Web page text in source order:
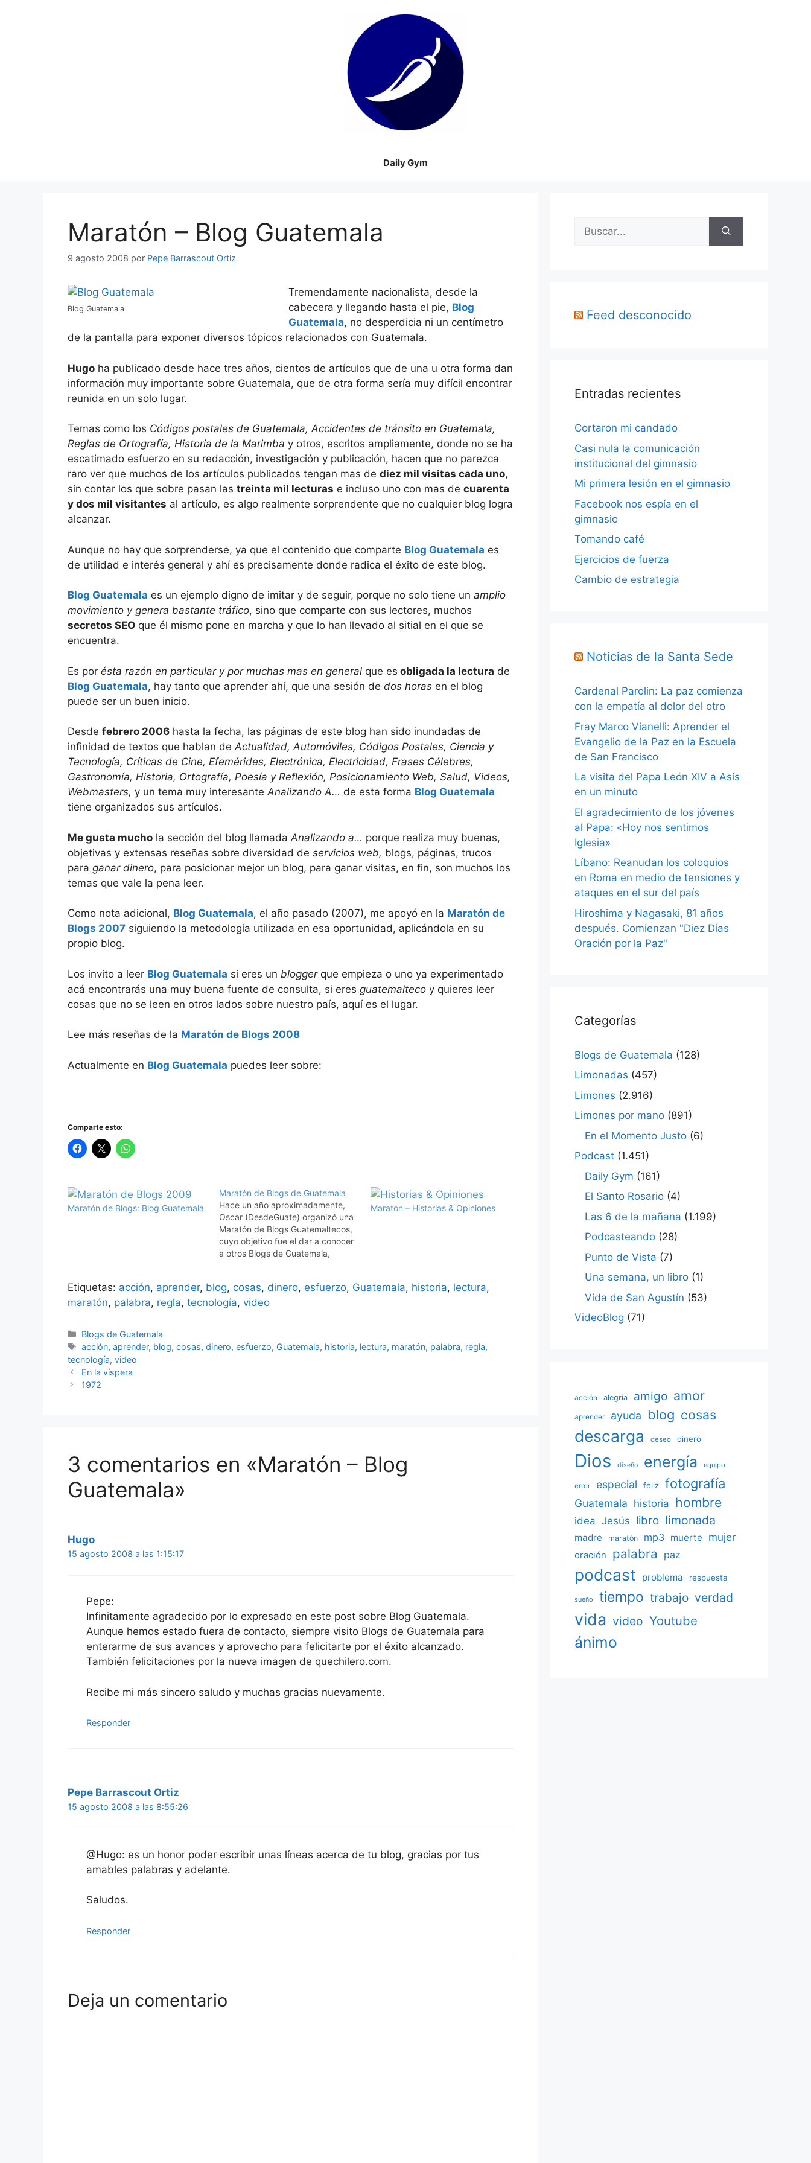
Daily Gym
Maratón – Blog Guatemala
9 agosto 2008 por Pepe Barrascout Ortiz
Blog Guatemala
Tremendamente nacionalista, desde la
cabecera y llegando hasta el pie, Blog
Guatemala, no desperdicia ni un centímetro
de la pantalla para exponer diversos tópicos relacionados con Guatemala.
Hugo ha publicado desde hace tres años, cientos de artículos que de una u otra forma dan
información muy importante sobre Guatemala, que de otra forma sería muy difícil encontrar
reunida en un solo lugar.
Temas como los Códigos postales de Guatemala, Accidentes de tránsito en Guatemala,
Reglas de Ortografía, Historia de la Marimba y otros, escritos ampliamente, donde no se ha
escatimado esfuerzo en su redacción, investigación y publicación, hacen que no parezca
raro ver que muchos de los artículos publicados tengan mas de diez mil visitas cada uno,
sin contar los que sobre pasan las treinta mil lecturas e incluso uno con mas de cuarenta
y dos mil visitantes al artículo, es algo realmente sorprendente que no cualquier blog logra
alcanzar.
Aunque no hay que sorprenderse, ya que el contenido que comparte Blog Guatemala es
de utilidad e interés general y ahí es precisamente donde radica el éxito de este blog.
Blog Guatemala es un ejemplo digno de imitar y de seguir, porque no solo tiene un amplio
movimiento y genera bastante tráfico, sino que comparte con sus lectores, muchos
secretos SEO que él mismo pone en marcha y que lo han llevado al sitial en el que se
encuentra.
Es por ésta razón en particular y por muchas mas en general que es obligada la lectura de
Blog Guatemala, hay tanto que aprender ahí, que una sesión de dos horas en el blog
puede ser un buen inicio.
Desde febrero 2006 hasta la fecha, las páginas de este blog han sido inundadas de
infinidad de textos que hablan deActualidad, Automóviles, Códigos Postales, Ciencia y
Tecnología, Críticas de Cine, Efemérides, Electrónica, Electricidad, Frases Célebres,
Gastronomía, Historia, Ortografía, Poesía y Reflexión, Posicionamiento Web, Salud, Videos,
Webmasters, y un tema muy interesanteAnalizando A… de esta forma Blog Guatemala
tiene organizados sus artículos.
Me gusta mucho la sección del blog llamada Analizando a… porque realiza muy buenas,
objetivas y extensas reseñas sobre diversidad de servicios web, blogs, páginas, trucos
para ganar dinero, para posicionar mejor un blog, para ganar visitas, en fin, son muchos los
temas que vale la pena leer.
Como nota adicional, Blog Guatemala, el año pasado (2007), me apoyó en la Maratón de
Blogs 2007 siguiendo la metodología utilizada en esa oportunidad, aplicándola en su
propio blog.
Los invito a leer Blog Guatemala si eres un bloggerque empieza o uno ya experimentado
acá encontrarás una muy buena fuente de consulta, si eres guatemalteco y quieres leer
cosas que no se leen en otros lados sobre nuestro país, aquí es el lugar.
Lee más reseñas de la Maratón de Blogs 2008
Actualmente en Blog Guatemala puedes leer sobre:
Comparte esto:
Maratón de Blogs: Blog Guatemala
Maratón de Blogs de Guatemala
Hace un año aproximadamente,
Oscar (DesdeGuate) organizó una
Maratón de Blogs Guatemaltecos,
cuyo objetivo fue el dar a conocer
a otros Blogs de Guatemala,
oportunidad, uno de mis textos
"Ping Pong Matrix" fue parte de
Maratón – Historias & Opiniones
Etiquetas: acción, aprender, blog, cosas, dinero, esfuerzo, Guatemala, historia, lectura,
maratón, palabra, regla, tecnología, video
Categorías
Blogs de Guatemala
Etiquetas
acción,aprender, blog,cosas,dinero,esfuerzo, Guatemala, historia, lectura, maratón, palabra, regla,
tecnología, video
En la víspera
1972
3 comentarios en «Maratón – Blog
Guatemala»
Hugo
15 agosto 2008 a las 1:15:17
Pepe:
Infinitamente agradecido por lo expresado en este post sobre Blog Guatemala.
Aunque hemos estado fuera de contacto, siempre visito Blogs de Guatemala para
enterarme de sus avances y aprovecho para felicitarte por el éxito alcanzado.
También felicitaciones por la nueva imagen de quechilero.com.
Recibe mi más sincero saludo y muchas gracias nuevamente.
Responder
Pepe Barrascout Ortiz
15 agosto 2008 a las 8:55:26
@Hugo: es un honor poder escribir unas líneas acerca de tu blog, gracias por tus
amables palabras y adelante.
Saludos.
Responder
Deja un comentario
Buscar:
Feed desconocido
Entradas recientes
Cortaron mi candado
Casi nula la comunicación
institucional del gimnasio
Mi primera lesión en el gimnasio
Facebook nos espía en el
gimnasio
Tomando café
Ejercicios de fuerza
Cambio de estrategia
Noticias de la Santa Sede
Cardenal Parolin: La paz comienza
con la empatía al dolor del otro
Fray Marco Vianelli: Aprender el
Evangelio de la Paz en la Escuela
de San Francisco
La visita del Papa León XIV a Asís
en un minuto
El agradecimiento de los jóvenes
al Papa: «Hoy nos sentimos
Iglesia»
Líbano: Reanudan los coloquios
en Roma en medio de tensiones y
ataques en el sur del país
Hiroshima y Nagasaki, 81 años
después. Comienzan "Diez Días
Oración por la Paz"
Categorías
Blogs de Guatemala (128)
Limonadas (457)
Limones (2.916)
Limones por mano (891)
En el Momento Justo (6)
Podcast (1.451)
Daily Gym (161)
El Santo Rosario (4)
Las 6 de la mañana (1.199)
Podcasteando (28)
Punto de Vista (7)
Una semana, un libro (1)
Vida de San Agustín (53)
VideoBlog (71)
acción alegría amigo amor
aprender ayuda blog cosas
descarga deseo dinero
Dios diseño energía equipo
error especial feliz fotografía
Guatemala historia hombre
idea Jesús libro limonada
madre maratón mp3 muerte mujer
oración palabra paz
podcast problema respuesta
sueño tiempo trabajo verdad
vida video Youtube
ánimo